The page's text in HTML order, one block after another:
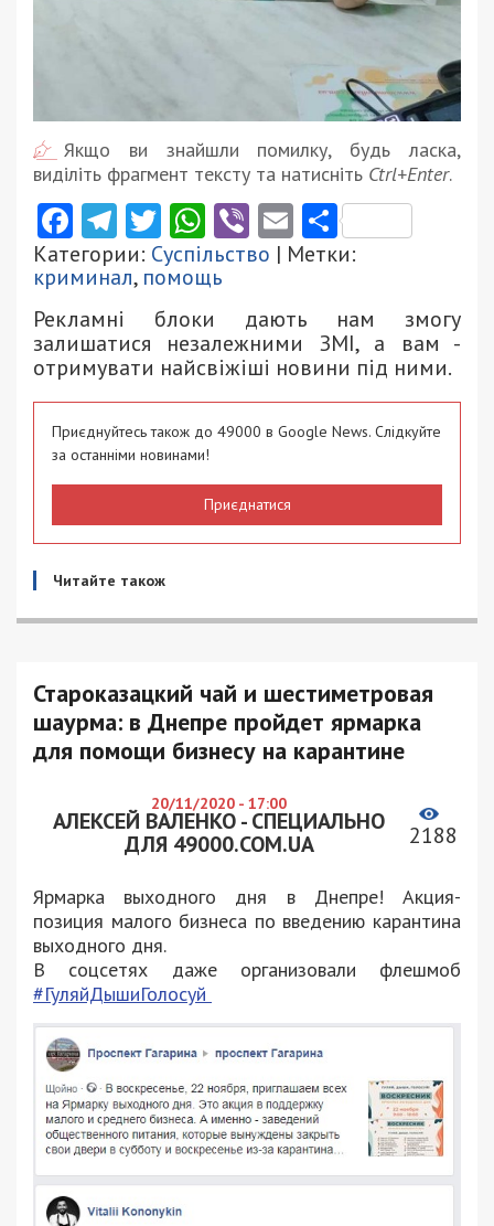
Якщо ви знайшли помилку, будь ласка,
виділіть фрагмент тексту та натисніть Ctrl+Enter.
Facebook
Telegram
Twitter
WhatsApp
ViberEmail
Категории: Суспільство | Метки:
криминал, помощь
Рекламні блоки дають нам змогу
залишатися незалежними ЗМІ, а вам -
отримувати найсвіжіші новини під ними.
Приєднуйтесь також до 49000 в Google News. Слідкуйте
за останніми новинами!
Приєднатися
Читайте також
Староказацкий чай и шестиметровая
шаурма: в Днепре пройдет ярмарка
для помощи бизнесу на карантине
20/11/2020 - 17:00
АЛЕКСЕЙ ВАЛЕНКО - СПЕЦИАЛЬНО
ДЛЯ 49000.COM.UA
2188
Ярмарка выходного дня в Днепре! Акция-
позиция малого бизнеса по введению карантина
выходного дня.
В соцсетях даже организовали флешмоб
#ГуляйДышиГолосуй